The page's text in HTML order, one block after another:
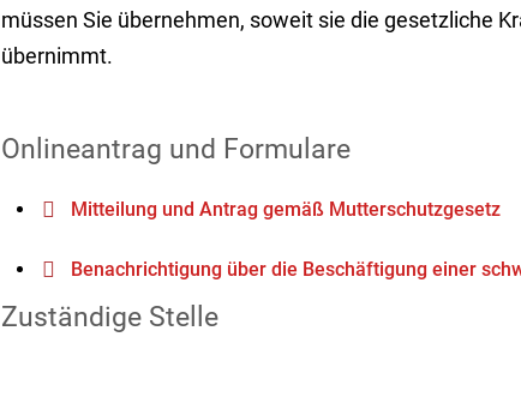
müssen Sie übernehmen, soweit sie die gesetzliche
übernimmt.
Onlineantrag und Formulare
Mitteilung und Antrag gemäß Mutterschutzgesetz
Benachrichtigung über die Beschäftigung einer
Zuständige Stelle